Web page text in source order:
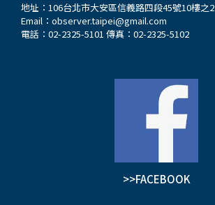
地址：106台北市大安區信義路四段45號10樓之2
Email： observer.taipei@gmail.com
電話：02-2325-5101 傳真：02-2325-5102
>>FACEBOOK